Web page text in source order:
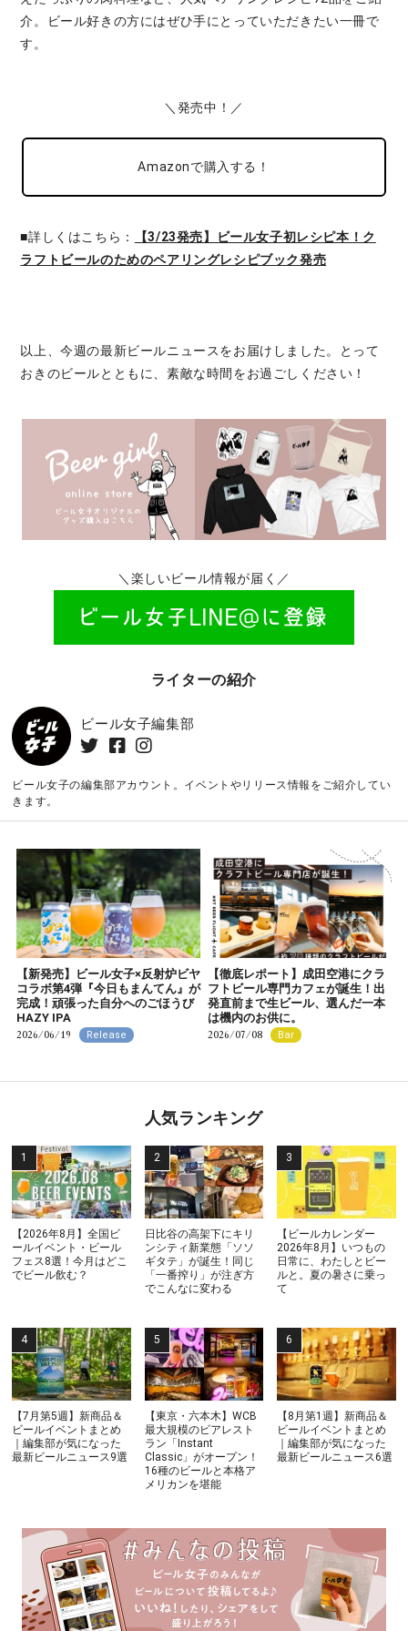
介。ビール好きの方にはぜひ手にとっていただきたい一冊で
す。
＼発売中！／
Amazonで購入する！
■詳しくはこちら：
【3/23発売】ビール女子初レシピ本！ク
ラフトビールのためのペアリングレシピブック発売
以上、今週の最新ビールニュースをお届けしました。とって
おきのビールとともに、素敵な時間をお過ごしください！
＼楽しいビール情報が届く／
ライターの紹介
ビール女子編集部
ビール女子の編集部アカウント。イベントやリリース情報をご紹介してい
きます。
【新発売】ビール女子×反射炉ビヤ
コラボ第4弾『今日もまんてん』が
完成！頑張った自分へのごほうび
HAZY IPA
2026/06/19 Release
【徹底レポート】成田空港にクラ
フトビール専門カフェが誕生！出
発直前まで生ビール、選んだ一本
は機内のお供に。
2026/07/08 Bar
人気ランキング
【2026年8月】全国ビ
ールイベント・ビール
フェス8選！今月はどこ
でビール飲む？
日比谷の高架下にキリ
ンシティ新業態「ソソ
ギタテ」が誕生！同じ
「一番搾り」が注ぎ方
でこんなに変わる
【ビールカレンダー
2026年8月】いつもの
日常に、わたしとビー
ルと。夏の暑さに乗っ
て
【7月第5週】新商品＆
ビールイベントまとめ
｜編集部が気になった
最新ビールニュース9選
【東京・六本木】WCB
最大規模のビアレスト
ラン「Instant
Classic」がオープン！
16種のビールと本格ア
メリカンを堪能
【8月第1週】新商品＆
ビールイベントまとめ
｜編集部が気になった
最新ビールニュース6選